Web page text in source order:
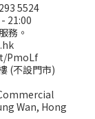
5524
21:00
務。
PmoLf
(不設門市)
Wan, Hong